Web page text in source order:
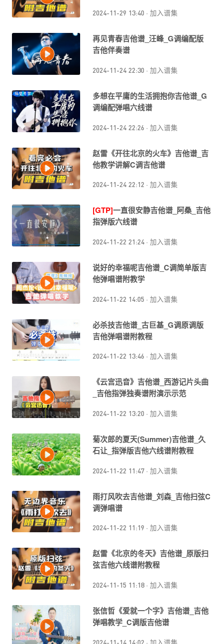
2024-11-29 13:40 · 加入谱集
再见青春吉他谱_汪峰_G调编配版
吉他伴奏谱
2024-11-24 22:30 · 加入谱集
多想在平庸的生活拥抱你吉他谱_G
调编配弹唱六线谱
2024-11-24 22:26 · 加入谱集
赵雷《开往北京的火车》吉他谱_吉
他教学讲解C调吉他谱
2024-11-24 22:12 · 加入谱集
[GTP]一直很安静吉他谱_阿桑_吉他
指弹版六线谱
2024-11-22 21:24 · 加入谱集
说好的幸福呢吉他谱_C调简单版吉
他弹唱谱附教学
2024-11-22 14:05 · 加入谱集
必杀技吉他谱_古巨基_G调原调版
吉他弹唱谱附教程
2024-11-22 13:46 · 加入谱集
《云宫迅音》吉他谱_西游记片头曲
_吉他指弹独奏谱附演示示范
2024-11-22 13:20 · 加入谱集
菊次郎的夏天(Summer)吉他谱_久
石让_指弹版吉他六线谱附教程
2024-11-22 11:47 · 加入谱集
雨打风吹去吉他谱_刘森_吉他扫弦C
调弹唱谱
2024-11-22 11:19 · 加入谱集
赵雷《北京的冬天》吉他谱_原版扫
弦吉他六线谱附教程
2024-11-15 11:18 · 加入谱集
张信哲《爱就一个字》吉他谱_吉他
弹唱教学_C调版吉他谱
2024-11-14 14:02 · 加入谱集